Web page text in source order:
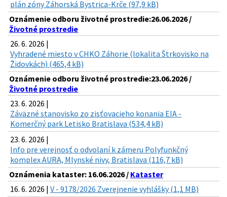
plán zóny Záhorská Bystrica-Krče (97,9 kB)
Oznámenie odboru životné prostredie:26.06.2026 /
Životné prostredie
26. 6. 2026 |
Vyhradené miesto v CHKO Záhorie (lokalita Štrkovisko na
Židovkách) (465,4 kB)
Oznámenie odboru životné prostredie:23.06.2026 /
Životné prostredie
23. 6. 2026 |
Záväzné stanovisko zo zisťovacieho konania EIA -
Komerčný park Letisko Bratislava (534,4 kB)
23. 6. 2026 |
Info pre verejnosť o odvolaní k zámeru Polyfunkčný
komplex AURA, Mlynské nivy, Bratislava (116,7 kB)
Oznámenia kataster: 16.06.2026 / Kataster
16. 6. 2026 | V - 9178/2026 Zverejnenie vyhlášky (1,1 MB)